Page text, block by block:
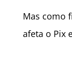
Mas como
afeta o Pix